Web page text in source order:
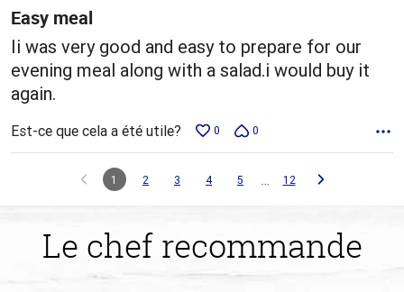
Easy meal
Ii was very good and easy to prepare for our
evening meal along with a salad.i would buy it
again.
Est-ce que cela a été utile? 0 0
1 2 3 4 5 … 12
Le chef recommande